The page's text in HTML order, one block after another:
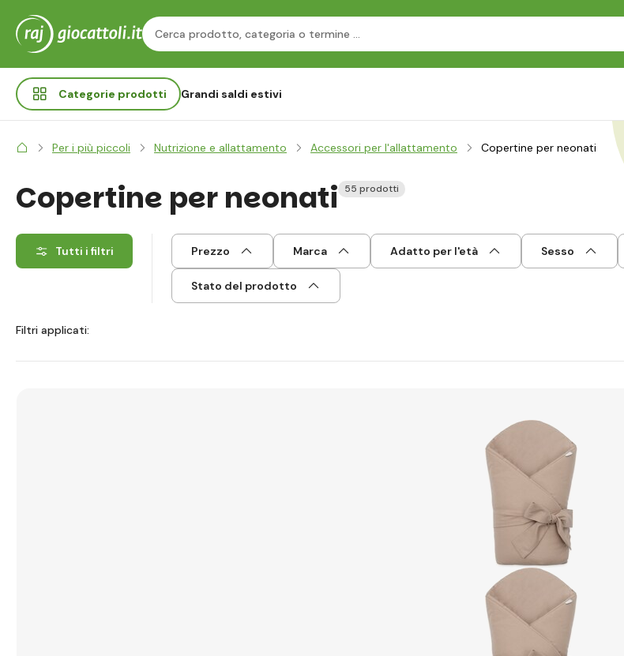
Categorie prodotti Grandi saldi estivi
Per i più piccoli Nutrizione e allattamento Accessori per l'allattamento Copertine per neonati
Copertine per neonati 55 prodotti
Tutti i filtri Prezzo Marca Adatto per l'età Sesso
Stato del prodotto
Filtri applicati: